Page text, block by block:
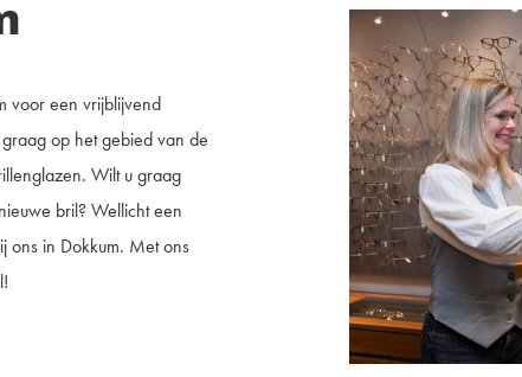
voor een vrijblijvend
op het gebied van de
Wilt u graag
bril? Wellicht een
ons in Dokkum. Met ons